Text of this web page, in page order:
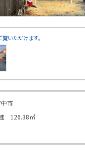
いただけます。
市
126.38㎡